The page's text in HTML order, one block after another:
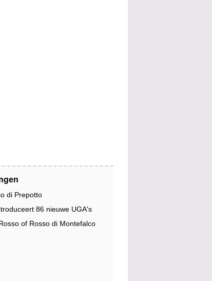
di Prepotto
86 nieuwe UGA's
of Rosso di Montefalco